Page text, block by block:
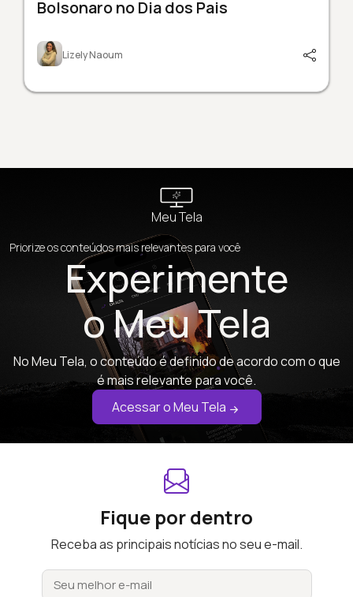
Bolsonaro no Dia dos Pais
Lizely Naoum
Meu Tela
Priorize os conteúdos mais relevantes para você
Experimente
o Meu Tela
No Meu Tela, o conteúdo é definido de acordo com o que
é mais relevante para você.
Acessar o Meu Tela
Fique por dentro
Receba as principais notícias no seu e-mail.